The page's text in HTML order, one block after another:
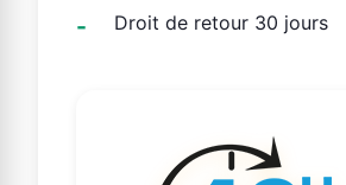
Droit de retour 30 jours